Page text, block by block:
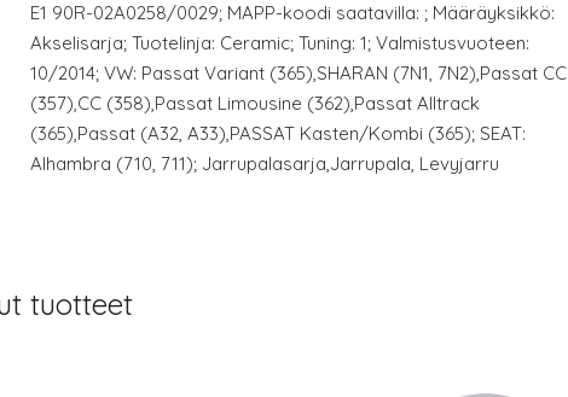
E1 90R-02A0258/0029; MAPP-koodi saatavilla: ; Määräyksikkö:
Akselisarja; Tuotelinja: Ceramic; Tuning: 1; Valmistusvuoteen:
10/2014; VW: Passat Variant (365),SHARAN (7N1, 7N2),Passat CC
(357),CC (358),Passat Limousine (362),Passat Alltrack
(365),Passat (A32, A33),PASSAT Kasten/Kombi (365); SEAT:
Alhambra (710, 711); Jarrupalasarja,Jarrupala, Levyjarru
tuotteet